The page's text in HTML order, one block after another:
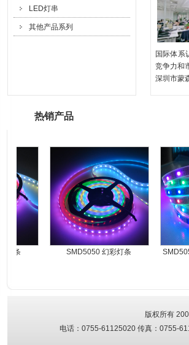
LED灯串
其他产品系列
国际体系
竞争力和
深圳市蒙
热销产品
SMD5050 幻彩灯条
版权所有
电话：0755-61125020 传真：0755-